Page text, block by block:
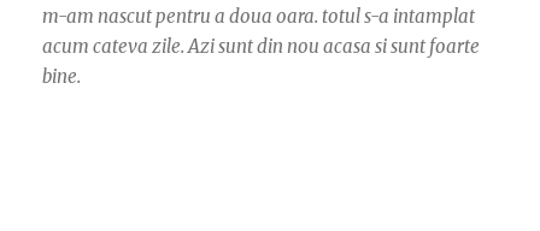
m-am nascut pentru a doua oara. totul s-a intamplat
acum cateva zile. Azi sunt din nou acasa si sunt foarte
bine.